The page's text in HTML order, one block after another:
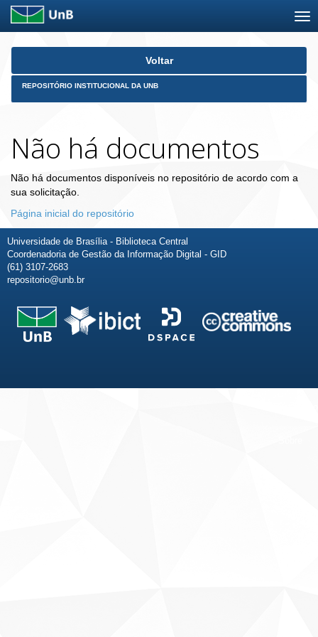
Skip
Voltar
REPOSITÓRIO INSTITUCIONAL DA UNB
Não há documentos
Não há documentos disponíveis no repositório de acordo com a
sua solicitação.
Página inicial do repositório
Universidade de Brasília - Biblioteca Central
Coordenadoria de Gestão da Informação Digital - GID
(61) 3107-2683
repositorio@unb.br